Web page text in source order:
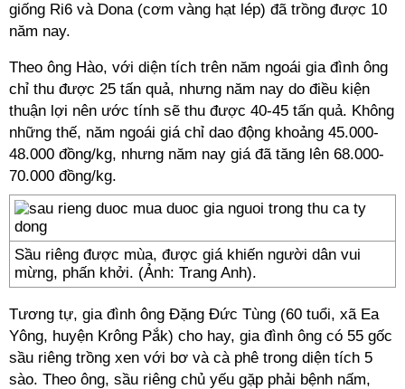
giống Ri6 và Dona (cơm vàng hạt lép) đã trồng được 10
năm nay.
Theo ông Hào, với diện tích trên năm ngoái gia đình ông
chỉ thu được 25 tấn quả, nhưng năm nay do điều kiện
thuận lợi nên ước tính sẽ thu được 40-45 tấn quả. Không
những thế, năm ngoái giá chỉ dao động khoảng 45.000-
48.000 đồng/kg, nhưng năm nay giá đã tăng lên 68.000-
70.000 đồng/kg.
Sầu riêng được mùa, được giá khiến người dân vui
mừng, phấn khởi. (Ảnh: Trang Anh).
Tương tự, gia đình ông Đặng Đức Tùng (60 tuổi, xã Ea
Yông, huyện Krông Pắk) cho hay, gia đình ông có 55 gốc
sầu riêng trồng xen với bơ và cà phê trong diện tích 5
sào. Theo ông, sầu riêng chủ yếu gặp phải bệnh nấm,